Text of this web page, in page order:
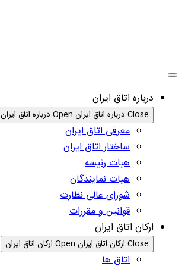
درباره اتاق ایران
Close درباره اتاق ایران Open درباره اتاق ایران
معرفی اتاق ایران
ساختار اتاق ایران
هیات رئیسه
هیات نمایندگان
شورای عالی نظارت
قوانین و مقررات
ارکان اتاق ایران
Close ارکان اتاق ایران Open ارکان اتاق ایران
اتاق ها